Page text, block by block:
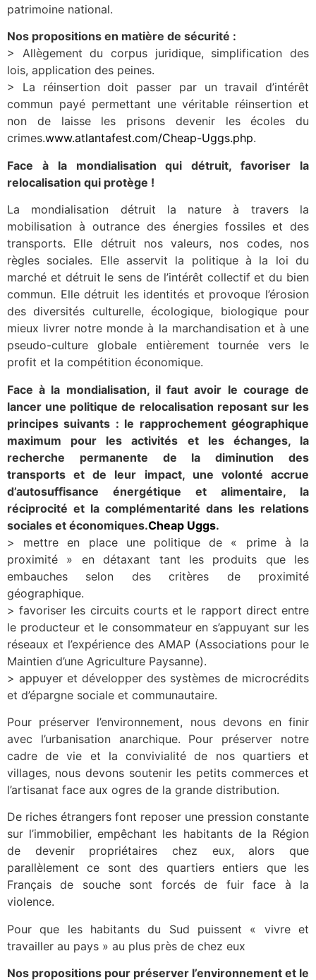
patrimoine national.
Nos propositions en matière de sécurité :
> Allègement du corpus juridique, simplification des
lois, application des peines.
> La réinsertion doit passer par un travail d’intérêt
commun payé permettant une véritable réinsertion et
non de laisse les prisons devenir les écoles du
crimes.www.atlantafest.com/Cheap-Uggs.php.
Face à la mondialisation qui détruit, favoriser la
relocalisation qui protège !
La mondialisation détruit la nature à travers la
mobilisation à outrance des énergies fossiles et des
transports. Elle détruit nos valeurs, nos codes, nos
règles sociales. Elle asservit la politique à la loi du
marché et détruit le sens de l’intérêt collectif et du bien
commun. Elle détruit les identités et provoque l’érosion
des diversités culturelle, écologique, biologique pour
mieux livrer notre monde à la marchandisation et à une
pseudo-culture globale entièrement tournée vers le
profit et la compétition économique.
Face à la mondialisation, il faut avoir le courage de
lancer une politique de relocalisation reposant sur les
principes suivants : le rapprochement géographique
maximum pour les activités et les échanges, la
recherche permanente de la diminution des
transports et de leur impact, une volonté accrue
d’autosuffisance énergétique et alimentaire, la
réciprocité et la complémentarité dans les relations
sociales et économiques.Cheap Uggs.
> mettre en place une politique de « prime à la
proximité » en détaxant tant les produits que les
embauches selon des critères de proximité
géographique.
> favoriser les circuits courts et le rapport direct entre
le producteur et le consommateur en s’appuyant sur les
réseaux et l’expérience des AMAP (Associations pour le
Maintien d’une Agriculture Paysanne).
> appuyer et développer des systèmes de microcrédits
et d’épargne sociale et communautaire.
Pour préserver l’environnement, nous devons en finir
avec l’urbanisation anarchique. Pour préserver notre
cadre de vie et la convivialité de nos quartiers et
villages, nous devons soutenir les petits commerces et
l’artisanat face aux ogres de la grande distribution.
De riches étrangers font reposer une pression constante
sur l’immobilier, empêchant les habitants de la Région
de devenir propriétaires chez eux, alors que
parallèlement ce sont des quartiers entiers que les
Français de souche sont forcés de fuir face à la
violence.
Pour que les habitants du Sud puissent « vivre et
travailler au pays » au plus près de chez eux
Nos propositions pour préserver l’environnement et le